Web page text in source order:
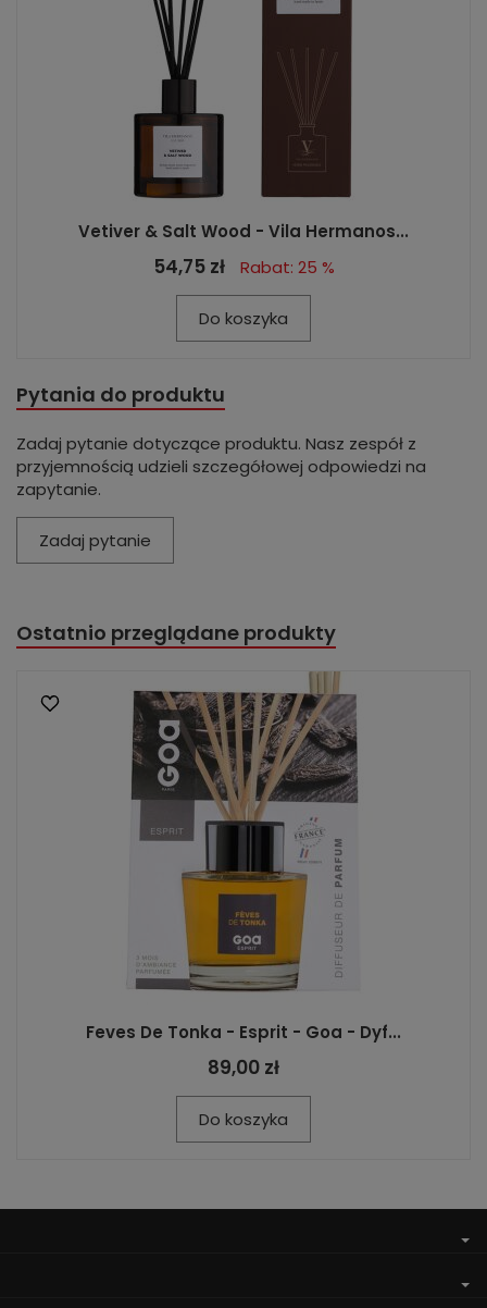
Vetiver & Salt Wood - Vila Hermanos...
54,75 zł Rabat: 25 %
Do koszyka
Pytania do produktu
Zadaj pytanie dotyczące produktu. Nasz zespół z
przyjemnością udzieli szczegółowej odpowiedzi na
zapytanie.
Zadaj pytanie
Ostatnio przeglądane produkty
Feves De Tonka - Esprit - Goa - Dyf...
89,00 zł
Do koszyka